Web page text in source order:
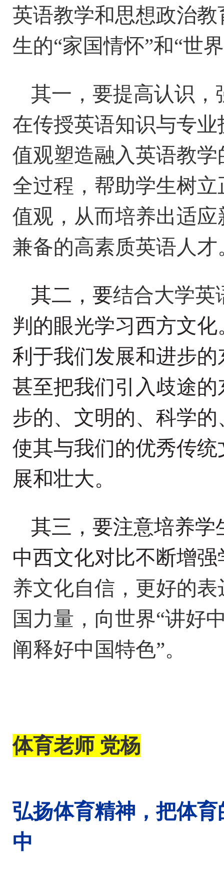
英语教学和思想政治教
生的“家国情怀”和“世
其一 ，要提高认识，
在传授英语知识与专业
值观塑造融入英语教
全过程 ， 帮助学生树
值观，从而培养出适
兼备的高素质英语人才
其二 ， 要结合大学英
判的眼光学习西方文
利于我们发展和进步
甚至把我们引入歧途
步的、文明的、科学
使其与我们的优秀传
展和壮大。
其三，要注意培养学
中西文化对比不断增强
养文化自信，更好的表
国力量，向世界“讲好
阐释好中国特色”。
体育老师 党杨
弘扬体育精神，把体育
中